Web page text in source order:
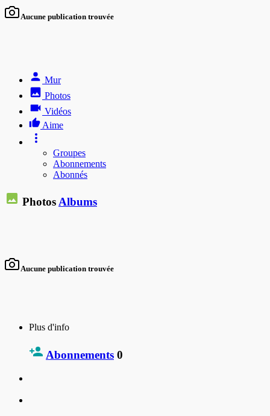
Aucune publication trouvée
Mur
Photos
Vidéos
Aime
Groupes
Abonnements
Abonnés
PhotosAlbums
Aucune publication trouvée
Plus d'info
Abonnements 0